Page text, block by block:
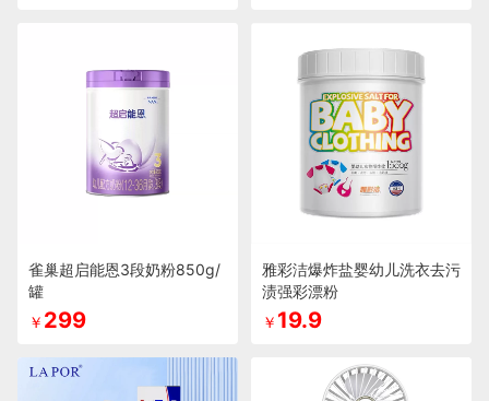
雀巢超启能恩3段奶粉850g/
罐
￥ 299
雅彩洁爆炸盐婴幼儿洗衣去污
渍强彩漂粉
￥ 19.9